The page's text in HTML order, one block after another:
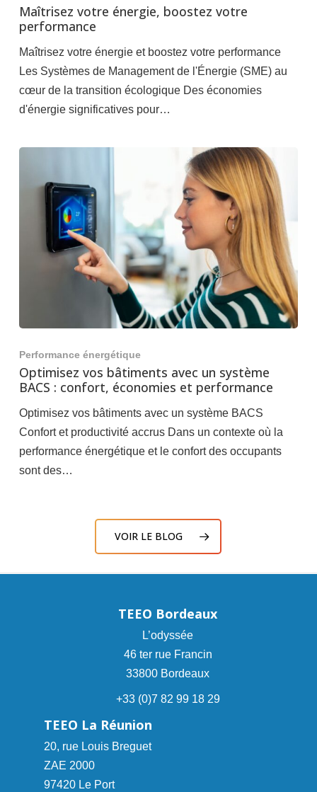
Maîtrisez votre énergie, boostez votre
performance
Maîtrisez votre énergie et boostez votre performance
Les Systèmes de Management de l'Énergie (SME) au
cœur de la transition écologique Des économies
d'énergie significatives pour…
Performance énergétique
Optimisez vos bâtiments avec un système
BACS : confort, économies et performance
Optimisez vos bâtiments avec un système BACS
Confort et productivité accrus Dans un contexte où la
performance énergétique et le confort des occupants
sont des…
VOIR LE BLOG
TEEO Bordeaux
L’odyssée
46 ter rue Francin
33800 Bordeaux
+33 (0)7 82 99 18 29
TEEO La Réunion
20, rue Louis Breguet
ZAE 2000
97420 Le Port